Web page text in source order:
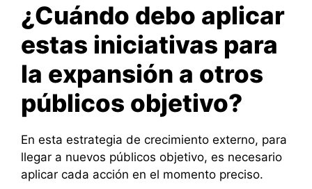
¿Cuándo debo aplicar
estas iniciativas para
la expansión a otros
públicos objetivo?
En esta estrategia de crecimiento externo, para
llegar a nuevos públicos objetivo, es necesario
aplicar cada acción en el momento preciso.